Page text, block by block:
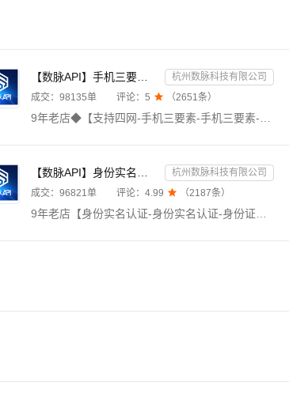
【数脉API】手机三要素-手机三要素-手机三要素-运营商三要素-手机三要素-运营商三要素查询-运营商实名认证-...
杭州数脉科技有限公司
成交： 98135单 评论： 5  （2651条）
9年老店◆【支持四网-手机三要素-手机三要素-手机三要素-手机三要素-实名认证-运营商三要素-手机三要素-运营商三要素-运营商手机三要素查询-手机三要素实名认证-运营商三要素认证-手机三要素-手机号验证-手机号实名校验-手机三要素-三网手机核验】传入姓名、身份证号码、手机号码，验证三要素信息是否一致，返回验证结果。直连运营商数据，支持三网携号转网，全实时优质版，拒绝缓存数据，24h技术专家在线对接。
【数脉API】身份实名认证-身份实名认证-身份证二要素-身份证实名认证-身份证实名认证-身份实名认证-身份证...
杭州数脉科技有限公司
成交： 96821单 评论： 4.99  （2187条）
9年老店【身份实名认证-身份实名认证-身份证二要素-身份实名认证-实名认证-身份证实名-身份证实名认证-身份证实名认证-身份实名认证-身份证实名认证-身份证二要素-实名认证-身份证实名认证-身份实名认证-身份证实名验证-身份证实名认证核验校验-身份实名认证-身份证实名认证接口-身份证二要素核验-身份实名认证-身份证二要素认证】传入姓名、身份证号，核验二要素是否一致，返回生日、性别、籍贯等信息。官方权威数据，拒绝缓存数据。